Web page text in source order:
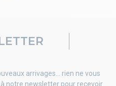
arrivages... rien ne vous
notre newsletter pour recevoir